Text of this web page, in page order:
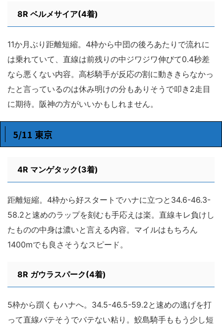
8R ベルメサイア(4着)
11か月ぶり距離短縮。4枠から中団の後ろあたりで流れに
は乗れていて、直線は前残りの中ジワジワ伸びて0.4秒差
なら悪くない内容。高杉騎手が反応の割に動ききらなかっ
たと言っているのは休み明けの分もありそうで叩き2走目
に期待。阪神の方がいいかもしれません。
5/11 東京
4R マンゲタック(3着)
距離短縮。4枠から好スタートでハナに立つと34.6-46.3-
58.2と速めのラップを刻むも手応えは楽。直線キレ負けし
たものの中身は濃いと言える内容。マイルはもちろん
1400mでも良さそうなスピード。
8R ガウラスパーク(4着)
5枠から躓くもハナへ。34.5-46.5-59.2と速めの逃げを打
って直線バテそうでバテない粘り。鮫島騎手ももう少し短